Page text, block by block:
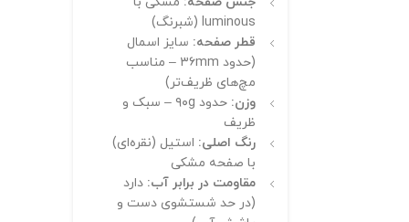
luminous (شبرنگ)
قطر صفحه: سایز اسمال
(حدود ۳۶mm – مناسب
مچ‌های ظریف‌تر)
وزن:
حدود ۹۰g – سبک و
ظریف
رنگ اصلی: استیل (نقره‌ای)
با صفحه مشکی
مقاومت در برابر آب: دارد
(در حد شستشوی دست و